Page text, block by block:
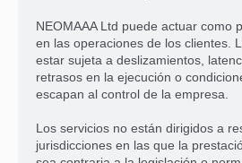
NEOMAAA Ltd puede actuar como
en las operaciones de los clientes.
estar sujeta a deslizamientos,
retrasos en la ejecución o
escapan al control de la empresa.
Los servicios no están dirigidos a
jurisdicciones en las que la